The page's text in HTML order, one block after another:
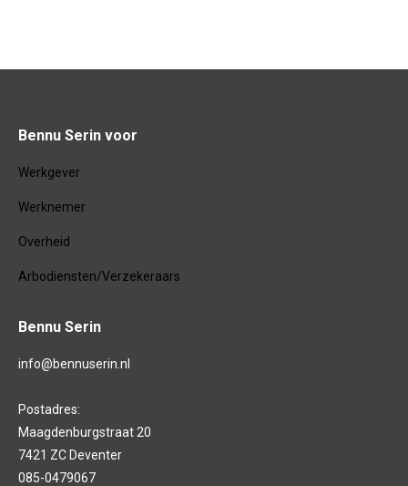
Bennu Serin voor
Werkgever
Werknemer
Overheid
Arbodiensten/Verzekeraars
Bennu Serin
info@bennuserin.nl
Postadres:
Maagdenburgstraat 20
7421 ZC Deventer
085-0479067